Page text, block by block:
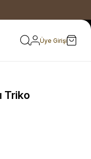
Üye Girişi
Triko